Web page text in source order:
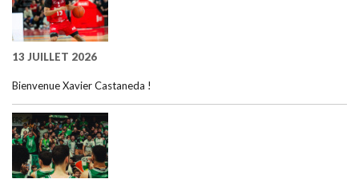
13 JUILLET 2026
Bienvenue Xavier Castaneda !